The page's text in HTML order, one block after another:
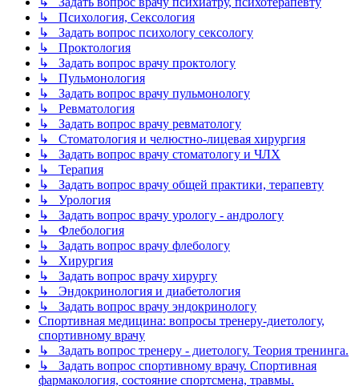
↳ Психология, Сексология
↳ Задать вопрос психологу сексологу
↳ Проктология
↳ Задать вопрос врачу проктологу
↳ Пульмонология
↳ Задать вопрос врачу пульмонологу
↳ Ревматология
↳ Задать вопрос врачу ревматологу
↳ Стоматология и челюстно-лицевая хирургия
↳ Задать вопрос врачу стоматологу и ЧЛХ
↳ Терапия
↳ Задать вопрос врачу общей практики, терапевту
↳ Урология
↳ Задать вопрос врачу урологу - андрологу
↳ Флебология
↳ Задать вопрос врачу флебологу
↳ Хирургия
↳ Задать вопрос врачу хирургу
↳ Эндокринология и диабетология
↳ Задать вопрос врачу эндокринологу
Спортивная медицина: вопросы тренеру-диетологу,
спортивному врачу
↳ Задать вопрос тренеру - диетологу. Теория тренинга.
↳ Задать вопрос спортивному врачу. Спортивная
фармакология, состояние спортсмена, травмы.